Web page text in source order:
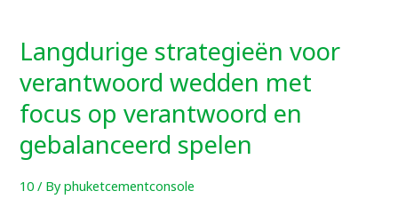
Langdurige strategieën voor
verantwoord wedden met
focus op verantwoord en
gebalanceerd spelen
10/ Byphuketcementconsole
Langdurige
strategieën
voor
verantwoord
wedden
focus